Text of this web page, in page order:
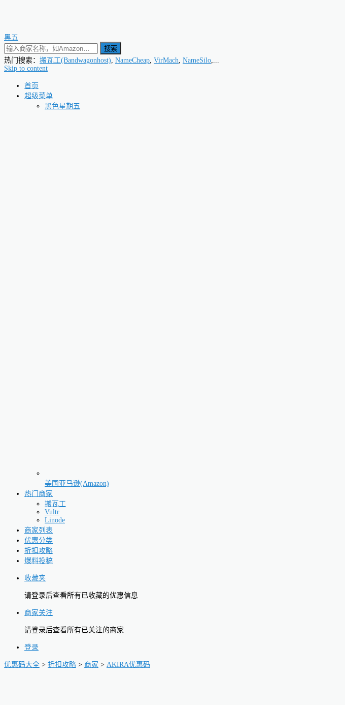
黑五
搜索
热门搜索： 搬瓦工(Bandwagonhost), NameCheap, VirMach, NameSilo,...
Skip to content
首页
超级菜单
黑色星期五
美国亚马逊(Amazon)
热门商家
搬瓦工
Vultr
Linode
商家列表
优惠分类
折扣攻略
爆料投稿
收藏夹
请登录后查看所有已收藏的优惠信息
商家关注
请登录后查看所有已关注的商家
登录
优惠码大全 > 折扣攻略 > 商家 > AKIRA优惠码